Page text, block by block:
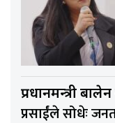
प्रधानमन्त्री बालेन
प्रसाईंले सोधेः